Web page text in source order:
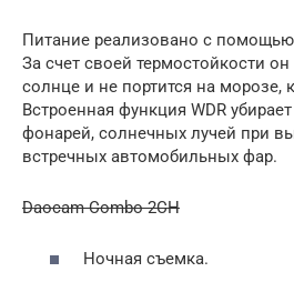
Питание реализовано с помощью
За счет своей термостойкости он
солнце и не портится на морозе,
Встроенная функция WDR
фонарей, солнечных лучей при
встречных автомобильных фар.
Daocam Combo 2CH
Ночная съемка.